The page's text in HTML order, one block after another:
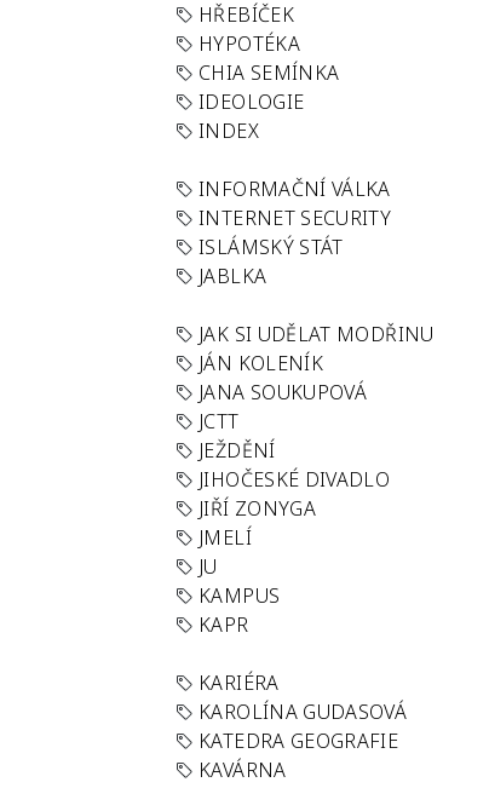
HŘEBÍČEK
HYPOTÉKA
CHIA SEMÍNKA
IDEOLOGIE
INDEX
INFORMAČNÍ VÁLKA
INTERNET SECURITY
ISLÁMSKÝ STÁT
JABLKA
JAK SI UDĚLAT MODŘINU
JÁN KOLENÍK
JANA SOUKUPOVÁ
JCTT
JEŽDĚNÍ
JIHOČESKÉ DIVADLO
JIŘÍ ZONYGA
JMELÍ
JU
KAMPUS
KAPR
KARIÉRA
KAROLÍNA GUDASOVÁ
KATEDRA GEOGRAFIE
KAVÁRNA